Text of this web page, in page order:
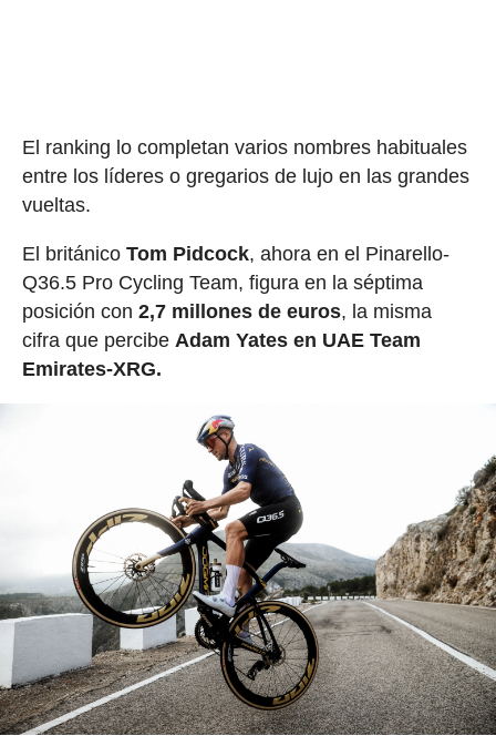
El ranking lo completan varios nombres habituales
entre los líderes o gregarios de lujo en las grandes
vueltas.
El británico Tom Pidcock, ahora en el Pinarello-
Q36.5 Pro Cycling Team, figura en la séptima
posición con 2,7 millones de euros, la misma
cifra que percibe Adam Yates en UAE Team
Emirates-XRG.